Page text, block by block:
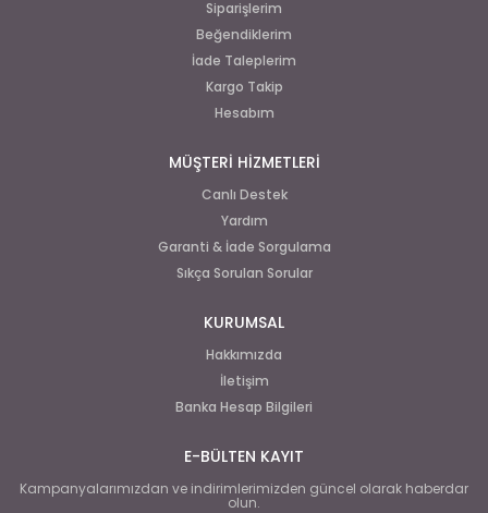
Siparişlerim
Beğendiklerim
İade Taleplerim
Kargo Takip
Hesabım
MÜŞTERİ HİZMETLERİ
Canlı Destek
Yardım
Garanti & İade Sorgulama
Sıkça Sorulan Sorular
KURUMSAL
Hakkımızda
İletişim
Banka Hesap Bilgileri
E-BÜLTEN KAYIT
Kampanyalarımızdan ve indirimlerimizden güncel olarak haberdar
olun.